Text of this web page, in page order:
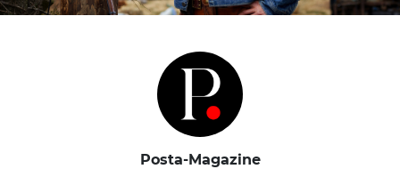
Posta-Magazine